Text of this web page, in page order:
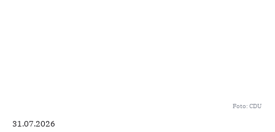
Foto: CDU
31.07.2026